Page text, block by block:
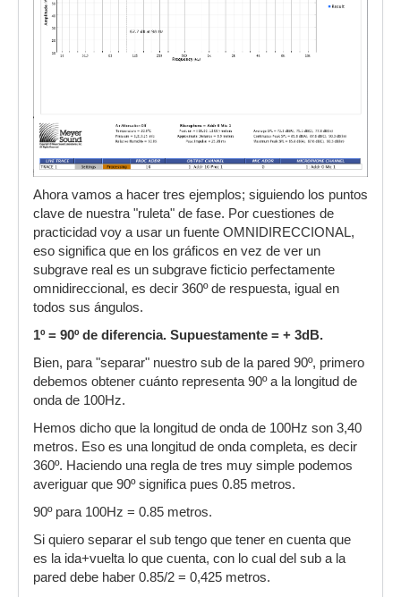
Ahora vamos a hacer tres ejemplos; siguiendo los puntos
clave de nuestra "ruleta" de fase. Por cuestiones de
practicidad voy a usar un fuente OMNIDIRECCIONAL,
eso significa que en los gráficos en vez de ver un
subgrave real es un subgrave ficticio perfectamente
omnidireccional, es decir 360º de respuesta, igual en
todos sus ángulos.
1º = 90º de diferencia. Supuestamente = + 3dB.
Bien, para "separar" nuestro sub de la pared 90º, primero
debemos obtener cuánto representa 90º a la longitud de
onda de 100Hz.
Hemos dicho que la longitud de onda de 100Hz son 3,40
metros. Eso es una longitud de onda completa, es decir
360º. Haciendo una regla de tres muy simple podemos
averiguar que 90º significa pues 0.85 metros.
90º para 100Hz = 0.85 metros.
Si quiero separar el sub tengo que tener en cuenta que
es la ida+vuelta lo que cuenta, con lo cual del sub a la
pared debe haber 0.85/2 = 0,425 metros.